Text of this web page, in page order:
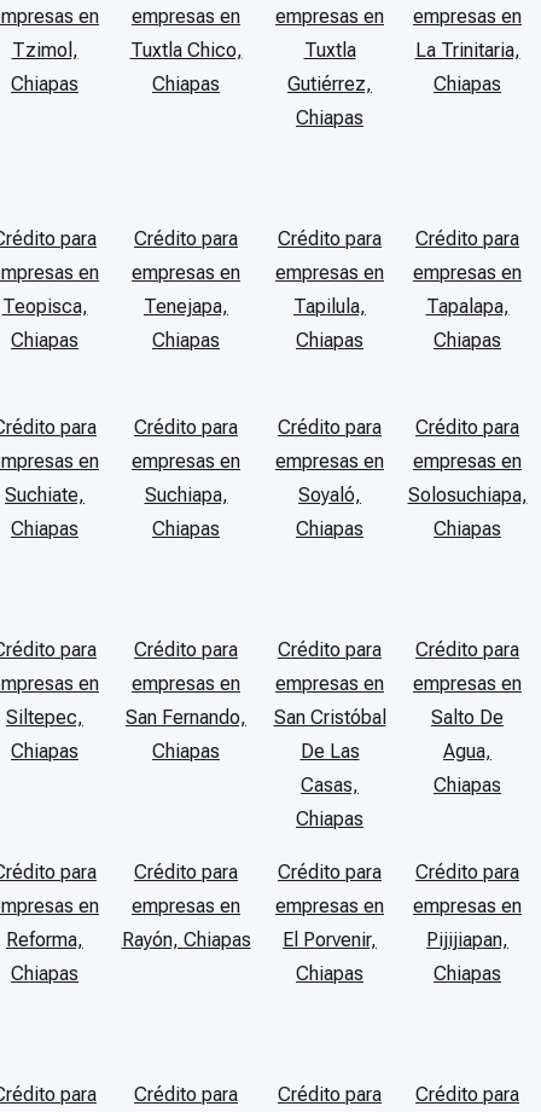
en
Tzimol,
Chiapas
empresas en
Tuxtla Chico,
Chiapas
empresas en
Tuxtla
Gutiérrez,
Chiapas
empresas en
La Trinitaria,
Chiapas
para
en
Teopisca,
Chiapas
Crédito para
empresas en
Tenejapa,
Chiapas
Crédito para
empresas en
Tapilula,
Chiapas
Crédito para
empresas en
Tapalapa,
Chiapas
para
en
Suchiate,
Chiapas
Crédito para
empresas en
Suchiapa,
Chiapas
Crédito para
empresas en
Soyaló,
Chiapas
Crédito para
empresas en
Solosuchiapa,
Chiapas
para
en
Siltepec,
Chiapas
Crédito para
empresas en
San Fernando,
Chiapas
Crédito para
empresas en
San Cristóbal
De Las
Casas,
Chiapas
Crédito para
empresas en
Salto De
Agua,
Chiapas
para
en
Reforma,
Chiapas
Crédito para
empresas en
Rayón, Chiapas
Crédito para
empresas en
El Porvenir,
Chiapas
Crédito para
empresas en
Pijijiapan,
Chiapas
para
Crédito para
Crédito para
Crédito para